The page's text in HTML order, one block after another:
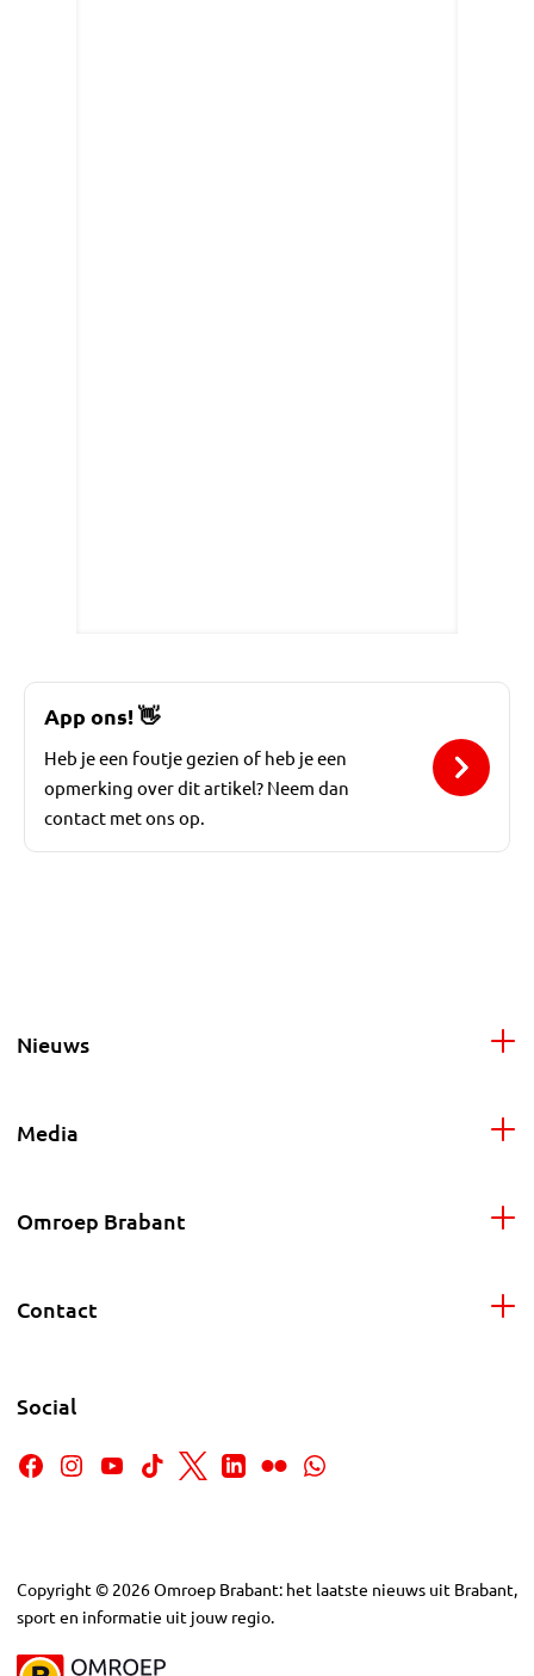
App ons!👋
Heb je een foutje gezien of heb je een
opmerking over dit artikel? Neem dan
contact met ons op.
Nieuws
Media
Omroep Brabant
Contact
Social
Copyright © 2026Omroep Brabant: het laatste nieuws uit Brabant,
sport en informatie uit jouw regio.